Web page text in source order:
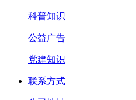
科普知识
公益广告
党建知识
联系方式